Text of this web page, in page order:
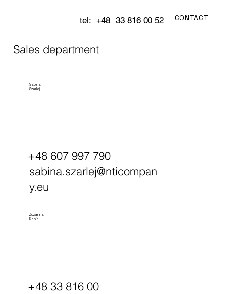
tel: +48 33 816 00 52 CONTACT
Sabina
Szarlej
sabina.szarlej@nticompan
y.eu
+48 607 997 790
Zuzanna
Kania
+48 33 816 00
Sales department